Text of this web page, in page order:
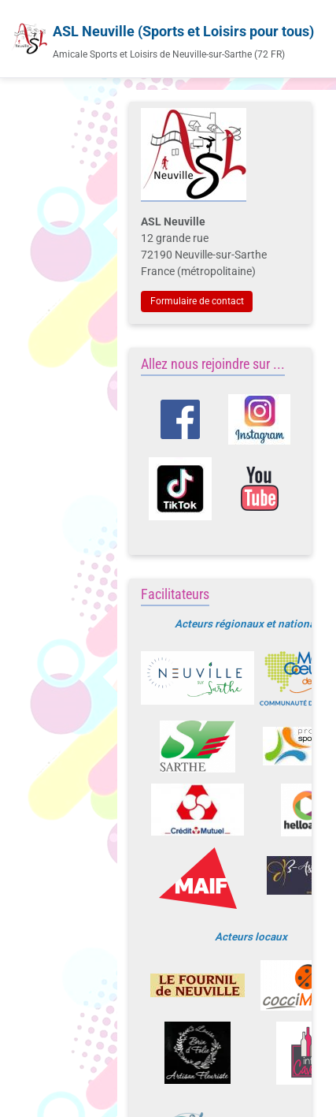
ASL Neuville (Sports et Loisirs pour tous)
Amicale Sports et Loisirs de Neuville-sur-Sarthe (72 FR)
ASL Neuville
12 grande rue
72190 Neuville-sur-Sarthe
France (métropolitaine)
Formulaire de contact
Allez nous rejoindre sur ...
Facilitateurs
Acteurs régionaux et nationaux
Acteurs locaux